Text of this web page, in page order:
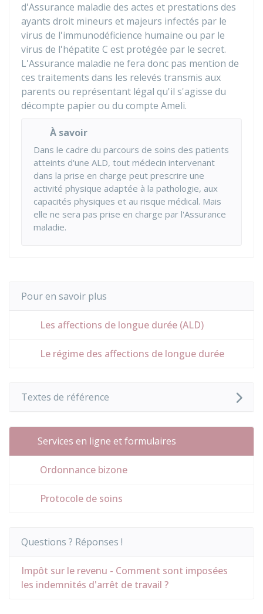
d'Assurance maladie des actes et prestations des
ayants droit mineurs et majeurs infectés par le
virus de l'immunodéficience humaine ou par le
virus de l'hépatite C est protégée par le secret.
L'Assurance maladie ne fera donc pas mention de
ces traitements dans les relevés transmis aux
parents ou représentant légal qu'il s'agisse du
décompte papier ou du compte Ameli.
À savoir
Dans le cadre du parcours de soins des patients
atteints d'une ALD, tout médecin intervenant
dans la prise en charge peut prescrire une
activité physique adaptée à la pathologie, aux
capacités physiques et au risque médical. Mais
elle ne sera pas prise en charge par l'Assurance
maladie.
Pour en savoir plus
Les affections de longue durée (ALD)
Le régime des affections de longue durée
Textes de référence
Services en ligne et formulaires
Ordonnance bizone
Protocole de soins
Questions ? Réponses !
Impôt sur le revenu - Comment sont imposées
les indemnités d'arrêt de travail ?